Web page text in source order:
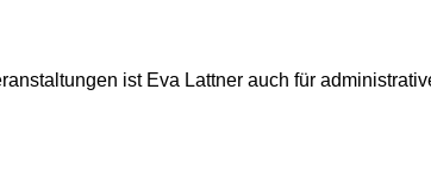
ist Eva Lattner auch für